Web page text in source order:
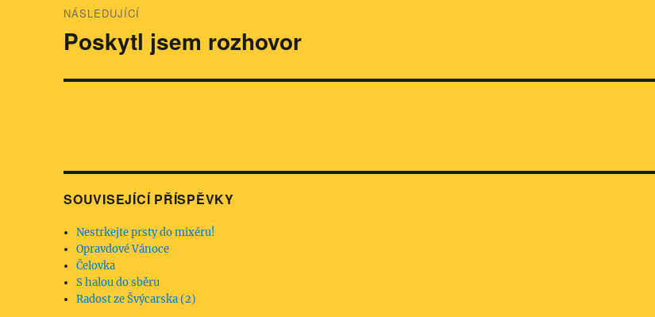
NÁSLEDUJÍCÍ
Následující
příspěvek:
Poskytl jsem rozhovor
SOUVISEJÍCÍ PŘÍSPĚVKY
Nestrkejte prsty do mixéru!
Opravdové Vánoce
Čelovka
S halou do sběru
Radost ze Švýcarska (2)